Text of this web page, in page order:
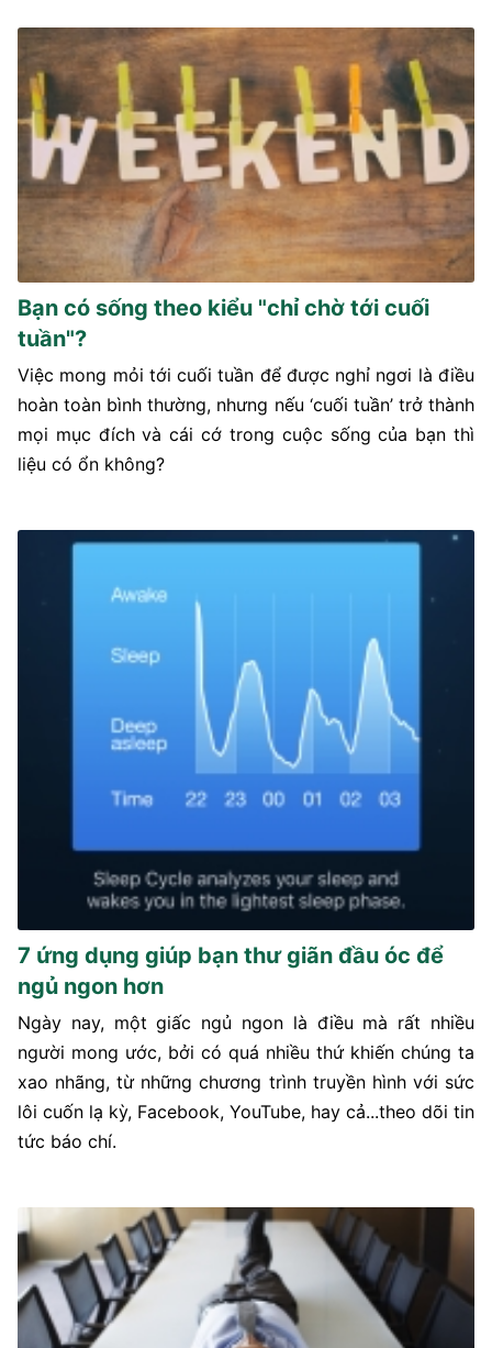
Bạn có sống theo kiểu "chỉ chờ tới cuối
tuần"?
Việc mong mỏi tới cuối tuần để được nghỉ ngơi là điều
hoàn toàn bình thường, nhưng nếu ‘cuối tuần’ trở thành
mọi mục đích và cái cớ trong cuộc sống của bạn thì
liệu có ổn không?
7 ứng dụng giúp bạn thư giãn đầu óc để
ngủ ngon hơn
Ngày nay, một giấc ngủ ngon là điều mà rất nhiều
người mong ước, bởi có quá nhiều thứ khiến chúng ta
xao nhãng, từ những chương trình truyền hình với sức
lôi cuốn lạ kỳ, Facebook, YouTube, hay cả...theo dõi tin
tức báo chí.